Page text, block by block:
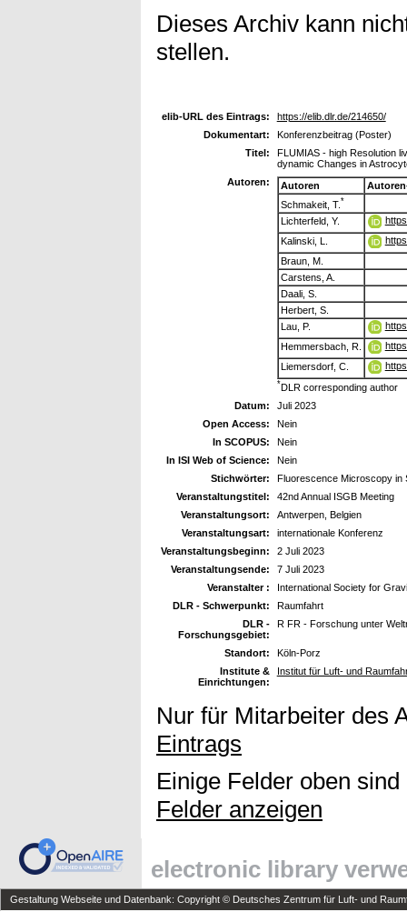
Dieses Archiv kann
stellen.
elib-URL des Eintrags:
https://elib.dlr.de/214650/
Dokumentart:
Konferenzbeitrag (Poster)
Titel:
FLUMIAS - high Resolution
dynamic Changes in
Autoren:
Autoren
Schmakeit, T. *
Lichterfeld, Y.
Kalinski, L.
Braun, M.
Carstens, A.
Daali, S.
Herbert, S.
Lau, P.
Hemmersbach, R.
Liemersdorf, C.
*DLR corresponding author
Datum:
Juli 2023
Open Access:
Nein
In SCOPUS:
Nein
In ISI Web of Science:
Nein
Stichwörter:
Fluorescence Microscopy in
Veranstaltungstitel:
42nd Annual ISGB Meeting
Veranstaltungsort:
Antwerpen, Belgien
Veranstaltungsart:
internationale Konferenz
Veranstaltungsbeginn:
2 Juli 2023
Veranstaltungsende:
7 Juli 2023
Veranstalter :
International Society for
DLR - Schwerpunkt:
Raumfahrt
DLR -
Forschungsgebiet:
R FR - Forschung unter
Standort:
Köln-Porz
Institute &
Einrichtungen:
Institut für Luft- und
Nur für Mitarbeiter des
Eintrags
Einige Felder oben
Felder anzeigen
electronic library
Gestaltung Webseite und Datenbank: Copyright © Deutsches Zentrum für Luft- und